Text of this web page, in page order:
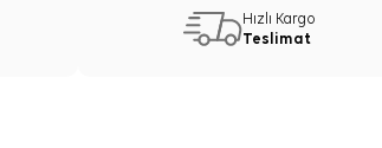
Hızlı Kargo
Teslimat